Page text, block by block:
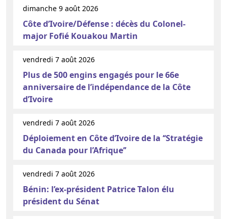
dimanche 9 août 2026
Côte d’Ivoire/Défense : décès du Colonel-
major Fofié Kouakou Martin
vendredi 7 août 2026
Plus de 500 engins engagés pour le 66e
anniversaire de l’indépendance de la Côte
d’Ivoire
vendredi 7 août 2026
Déploiement en Côte d’Ivoire de la ‘‘Stratégie
du Canada pour l’Afrique’’
vendredi 7 août 2026
Bénin: l’ex-président Patrice Talon élu
président du Sénat